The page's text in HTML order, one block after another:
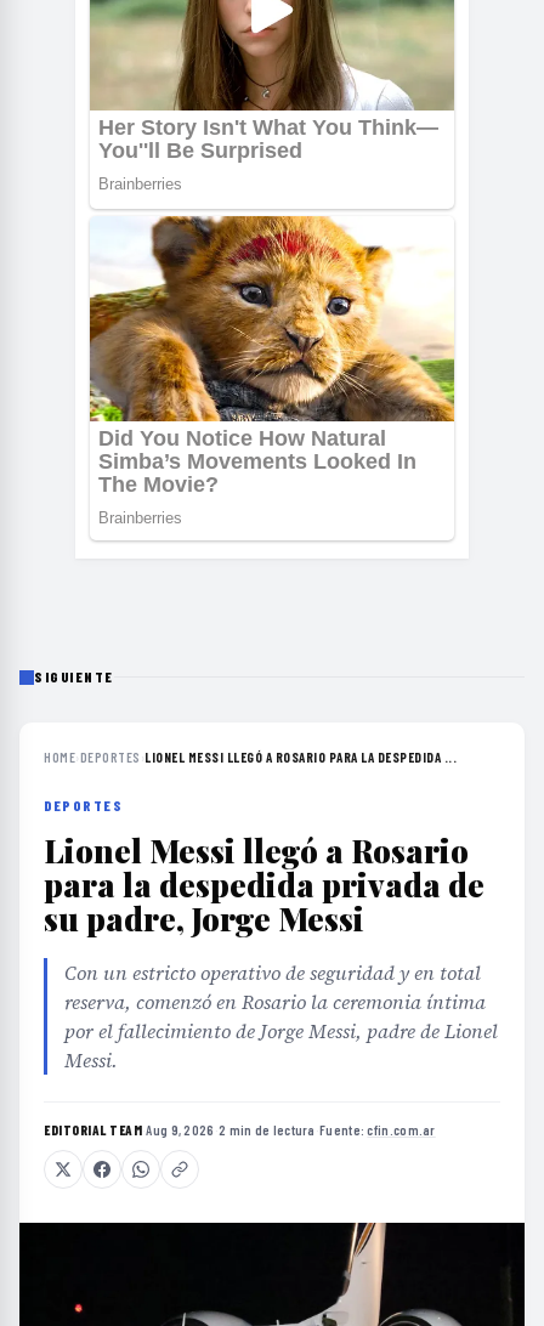
SIGUIENTE
HOME›DEPORTES ›LIONEL MESSI LLEGÓ A ROSARIO PARA LA DESPEDIDA ...
DEPORTES
Lionel Messi llegó a Rosario
para la despedida privada de
su padre, Jorge Messi
Con un estricto operativo de seguridad y en total
reserva, comenzó en Rosario la ceremonia íntima
por el fallecimiento de Jorge Messi, padre de Lionel
Messi.
EDITORIAL TEAM·Aug 9, 2026 ·2 min de lectura ·Fuente:cfin.com.ar